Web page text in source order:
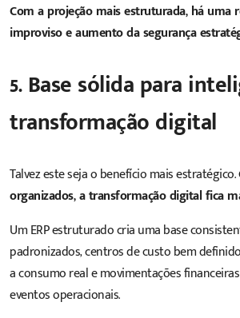
Com a projeção mais estruturada, há uma
improviso e aumento da segurança
5. Base sólida para
transformação digital
Talvez este seja o benefício mais estratégico.
organizados, a transformação digital fica
Um ERP estruturado cria uma base
padronizados, centros de custo bem
a consumo real e movimentações
eventos operacionais.